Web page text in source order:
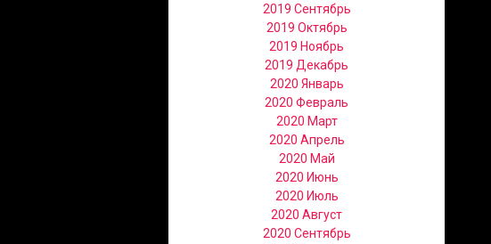
2019 Сентябрь
2019 Октябрь
2019 Ноябрь
2019 Декабрь
2020 Январь
2020 Февраль
2020 Март
2020 Апрель
2020 Май
2020 Июнь
2020 Июль
2020 Август
2020 Сентябрь